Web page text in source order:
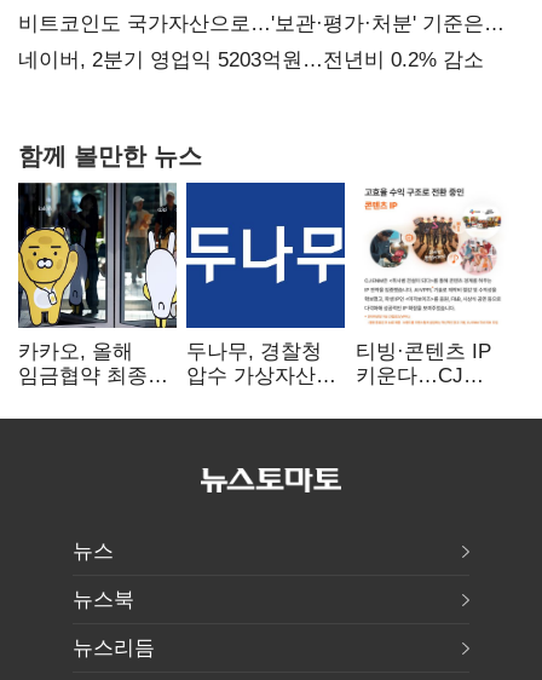
비트코인도 국가자산으로…'보관·평가·처분' 기준은
숙제
네이버, 2분기 영업익 5203억원…전년비 0.2% 감소
함께 볼만한 뉴스
카카오, 올해
임금협약 최종
인상·격려금
두나무, 경찰청
압수 가상자산
커스터디 사업
티빙·콘텐츠 IP
키운다…CJ
글로벌 확장 가속
뉴스
뉴스북
뉴스리듬